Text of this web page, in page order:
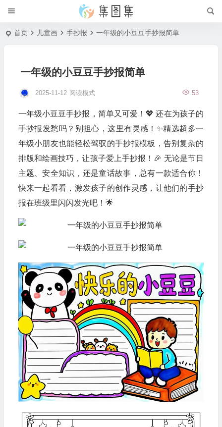
首页 儿童画 手抄报 一年级的小豆豆手抄报简单
一年级的小豆豆手抄报简单
2025-11-12 53
阅读模式
一年级小豆豆手抄报，简单又可爱！💖 还在为孩子的
手抄报发愁吗？别担心，这里有灵感！✨精选超多一
年级小朋友也能轻松驾驭的手抄报模板，告别复杂的
排版和绘画技巧，让孩子爱上手抄报！🎉 无论是节日
主题、安全知识，还是童话故事，总有一款适合你！
快来一起看看，激发孩子的创作灵感，让他们的手抄
报在班级里闪闪发光吧！🌟